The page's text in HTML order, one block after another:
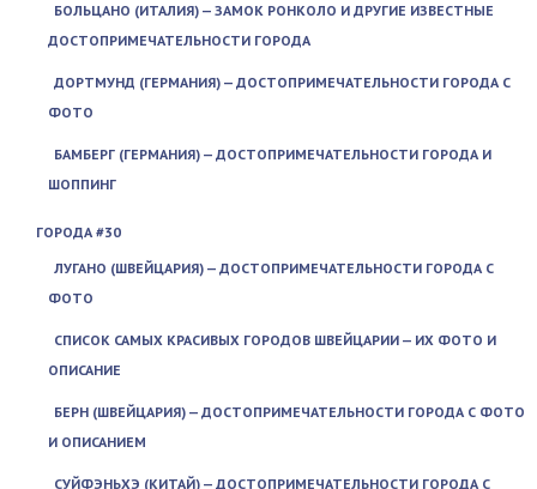
БОЛЬЦАНО (ИТАЛИЯ) — ЗАМОК РОНКОЛО И ДРУГИЕ ИЗВЕСТНЫЕ
ДОСТОПРИМЕЧАТЕЛЬНОСТИ ГОРОДА
ДОРТМУНД (ГЕРМАНИЯ) — ДОСТОПРИМЕЧАТЕЛЬНОСТИ ГОРОДА С
ФОТО
БАМБЕРГ (ГЕРМАНИЯ) — ДОСТОПРИМЕЧАТЕЛЬНОСТИ ГОРОДА И
ШОППИНГ
ГОРОДА #30
ЛУГАНО (ШВЕЙЦАРИЯ) — ДОСТОПРИМЕЧАТЕЛЬНОСТИ ГОРОДА С
ФОТО
СПИСОК САМЫХ КРАСИВЫХ ГОРОДОВ ШВЕЙЦАРИИ — ИХ ФОТО И
ОПИСАНИЕ
БЕРН (ШВЕЙЦАРИЯ) — ДОСТОПРИМЕЧАТЕЛЬНОСТИ ГОРОДА С ФОТО
И ОПИСАНИЕМ
СУЙФЭНЬХЭ (КИТАЙ) — ДОСТОПРИМЕЧАТЕЛЬНОСТИ ГОРОДА С